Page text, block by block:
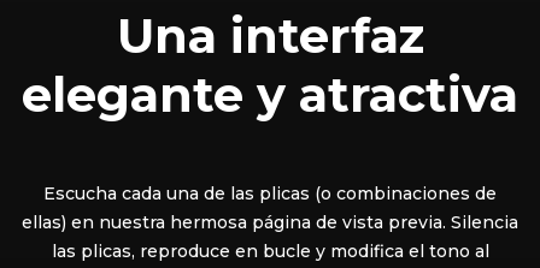
Una interfaz
elegante y atractiva
Escucha cada una de las plicas (o combinaciones de
ellas) en nuestra hermosa página de vista previa. Silencia
las plicas, reproduce en bucle y modifica el tono al